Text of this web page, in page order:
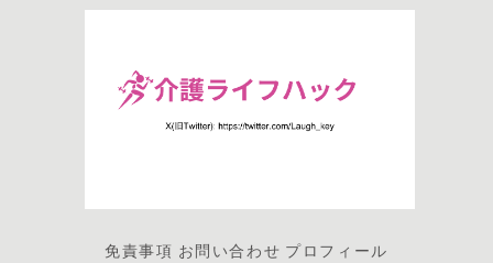
免責事項 お問い合わせ プロフィール